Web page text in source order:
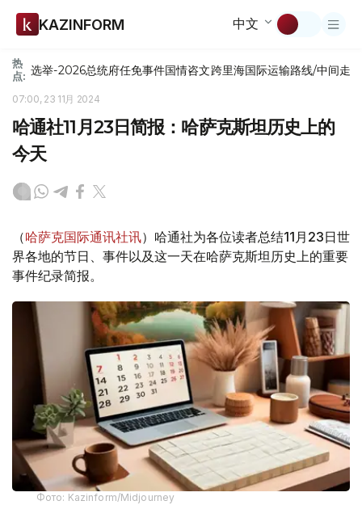
KAZINFORM 中文
热
点: 选举-2026总统府任免事件国情咨文跨里海国际运输路线/中间走廊
07:00, 23 11月 2024
哈通社11月23日简报：哈萨克斯坦历史上的
今天
（哈萨克国际通讯社讯）哈通社为各位读者总结11月23日世
界各地的节日、事件以及这一天在哈萨克斯坦历史上的重要
事件纪录简报。
Фото: Kazinform/Midjourney